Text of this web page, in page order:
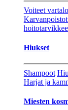
Voiteet
Hiukset
Shampoot
Harjat ja
Miesten